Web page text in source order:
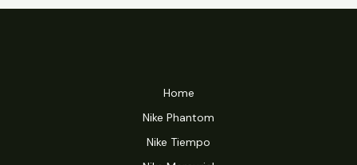
Home
Nike Phantom
Nike Tiempo